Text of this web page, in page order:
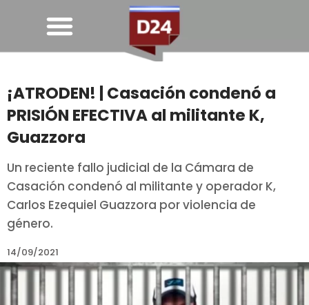
¡ATRODEN! | Casación condenó a
PRISIÓN EFECTIVA al militante K,
Guazzora
Un reciente fallo judicial de la Cámara de
Casación condenó al militante y operador K,
Carlos Ezequiel Guazzora por violencia de
género.
14/09/2021